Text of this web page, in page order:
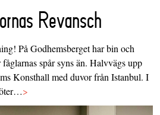
Revansch
På Godhemsberget har bin och
spår syns än. Halvvägs upp
Konsthall med duvor från Istanbul. I
>